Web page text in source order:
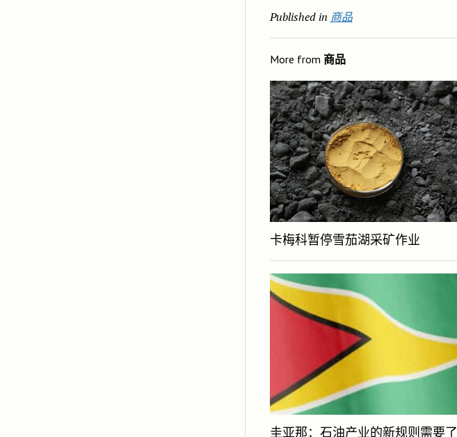
Published in 商品
More from 商品
卡梅科暂停雪茄湖采矿作业
圭亚那：石油产业的新规则需要了